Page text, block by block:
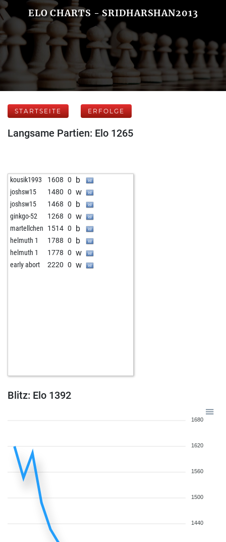
ELO CHARTS - SRIDHARSHAN2013
STARTSEITE ERFOLGE
Langsame Partien: Elo 1265
kousik1993 1608 0 b
joshsw15 1480 0 w
joshsw15 1468 0 b
ginkgo-52 1268 0 w
martellchen 1514 0 b
helmuth 1 1788 0 b
helmuth 1 1778 0 w
early abort 2220 0 w
Blitz: Elo 1392
1680
1620
1560
1500
1440